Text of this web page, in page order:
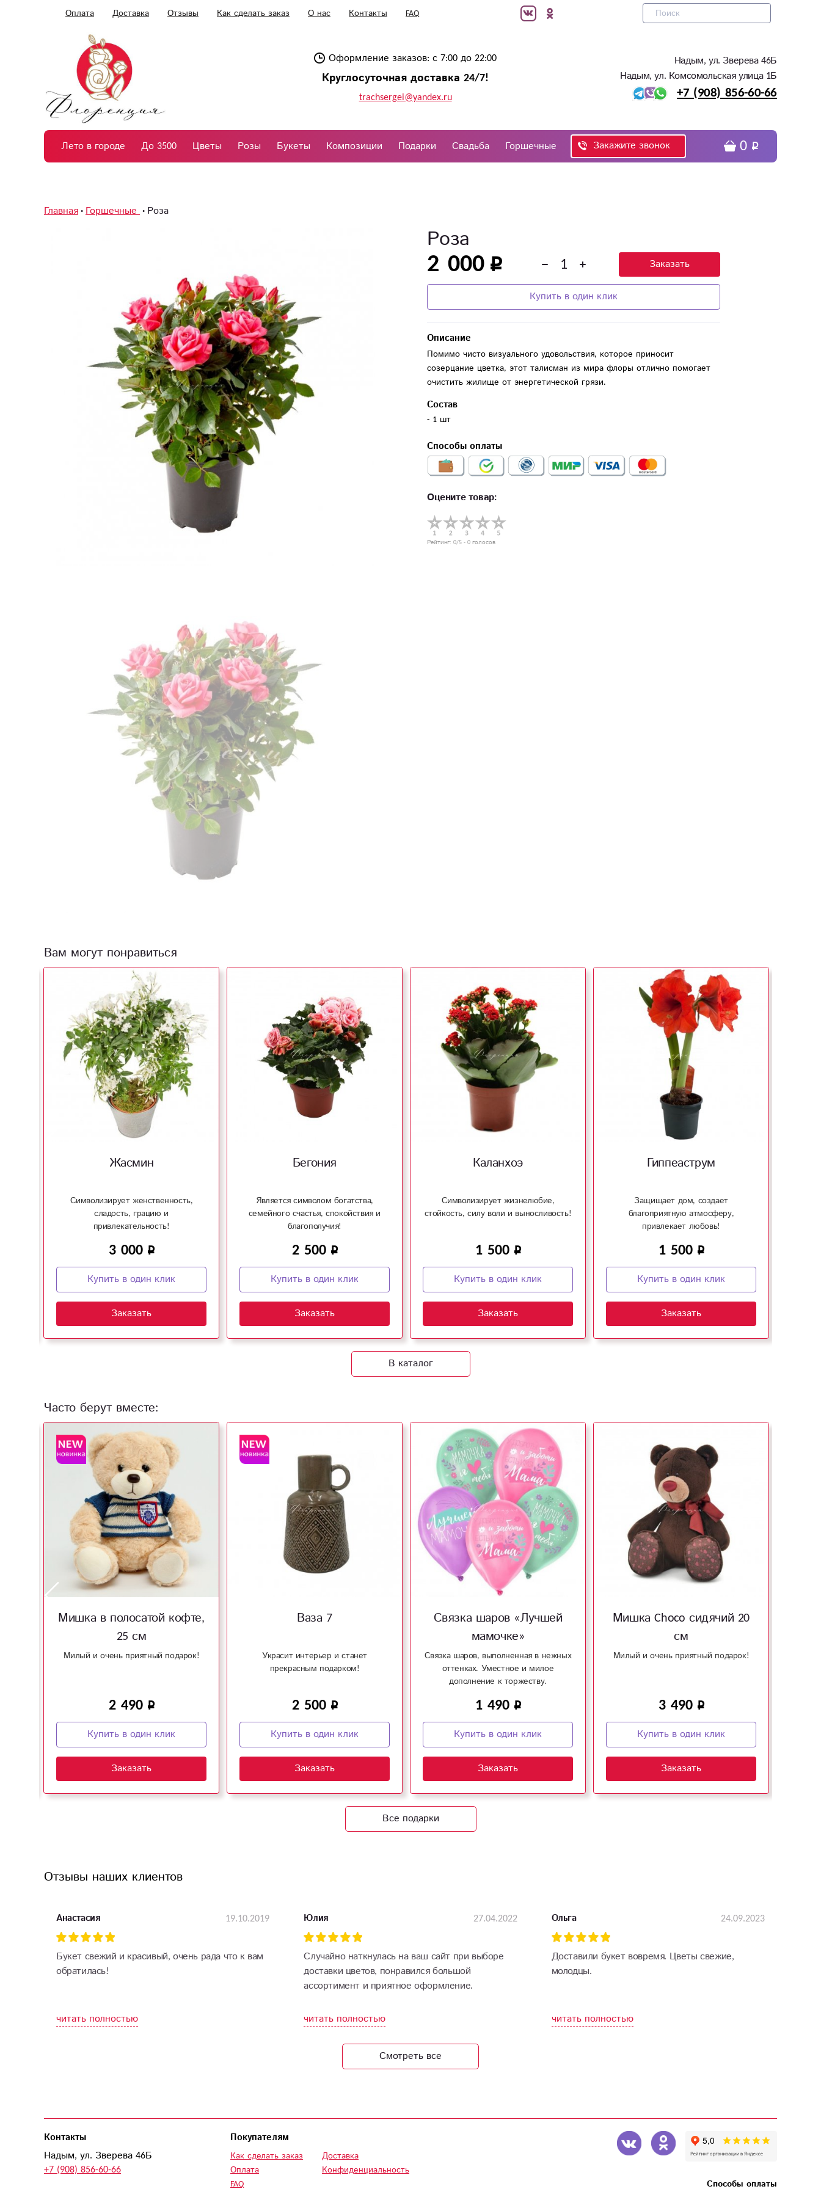
Оплата Доставка Отзывы Как сделать заказ О нас Контакты FAQ
Оформление заказов: с 7:00 до 22:00
Круглосуточная доставка 24/7!
trachsergei@yandex.ru
Надым, ул. Зверева 46Б
Надым, ул. Комсомольская улица 1Б
+7 (908) 856-60-66
Лето в городе До 3500 Цветы Розы Букеты Композиции Подарки Свадьба Горшечные Закажите звонок 0
Главная Горшечные Роза
Роза
2 000 Заказать
Купить в один клик
Описание
Помимо чисто визуального удовольствия, которое приносит
созерцание цветка, этот талисман из мира флоры отлично помогает
очистить жилище от энергетической грязи.
Состав
- 1 шт
Способы оплаты
Оцените товар:
Рейтинг: 0/5 - 0 голосов
Вам могут понравиться
Жасмин
Символизирует женственность,
сладость, грацию и
привлекательность!
3 000
Купить в один клик
Заказать
Бегония
Является символом богатства,
семейного счастья, спокойствия и
благополучия!
2 500
Купить в один клик
Заказать
Каланхоэ
Символизирует жизнелюбие,
стойкость, силу воли и выносливость!
1 500
Купить в один клик
Заказать
Гиппеаструм
Защищает дом, создает
благоприятную атмосферу,
привлекает любовь!
1 500
Купить в один клик
Заказать
В каталог
Часто берут вместе:
Мишка в полосатой кофте,
25 см
Милый и очень приятный подарок!
2 490
Купить в один клик
Заказать
Ваза 7
Украсит интерьер и станет
прекрасным подарком!
2 500
Купить в один клик
Заказать
Связка шаров «Лучшей
мамочке»
Связка шаров, выполненная в нежных
оттенках. Уместное и милое
дополнение к торжеству.
1 490
Купить в один клик
Заказать
Мишка Choco сидячий 20
см
Милый и очень приятный подарок!
3 490
Купить в один клик
Заказать
Все подарки
Отзывы наших клиентов
Анастасия 19.10.2019
Букет свежий и красивый, очень рада что к вам
обратилась!
читать полностью
Юлия 27.04.2022
Случайно наткнулась на ваш сайт при выборе
доставки цветов, понравился большой
ассортимент и приятное оформление.
открытка, цена приятно удивила.
читать полностью
Ольга 24.09.2023
Доставили букет вовремя. Цветы свежие,
молодцы.
читать полностью
Смотреть все
Контакты
Надым, ул. Зверева 46Б
+7 (908) 856-60-66
Покупателям
Как сделать заказ
Оплата
FAQ
Доставка
Конфиденциальность
Способы оплаты